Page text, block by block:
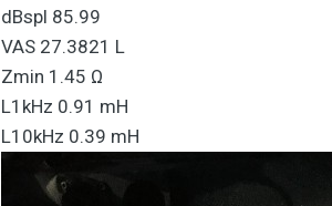
dBspl 85.99
VAS 27.3821 L
Zmin 1.45 Ω
L1kHz 0.91 mH
L10kHz 0.39 mH